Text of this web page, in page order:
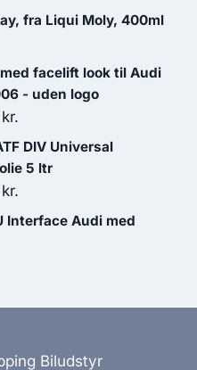
fra Liqui Moly, 400ml
facelift look til Audi
- uden logo
kr.
aktuelle
pris
584.10 kr..
DIV Universal
5 ltr
kr.
aktuelle
Interface Audi med
Biludstyr